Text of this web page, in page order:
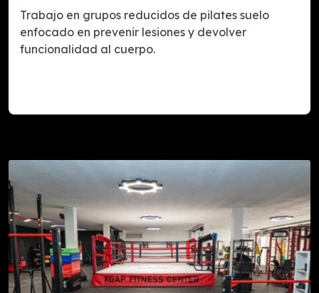
Trabajo en grupos reducidos de pilates suelo
enfocado en prevenir lesiones y devolver
funcionalidad al cuerpo.